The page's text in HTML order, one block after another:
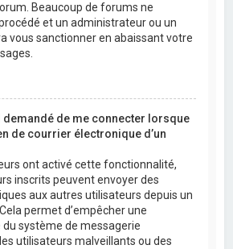
Beaucoup de forums ne
et un administrateur ou un
vous sanctionner en abaissant votre
demandé de me connecter lorsque
de courrier électronique d’un
ont activé cette fonctionnalité,
inscrits peuvent envoyer des
aux autres utilisateurs depuis un
permet d’empêcher une
système de messagerie
utilisateurs malveillants ou des